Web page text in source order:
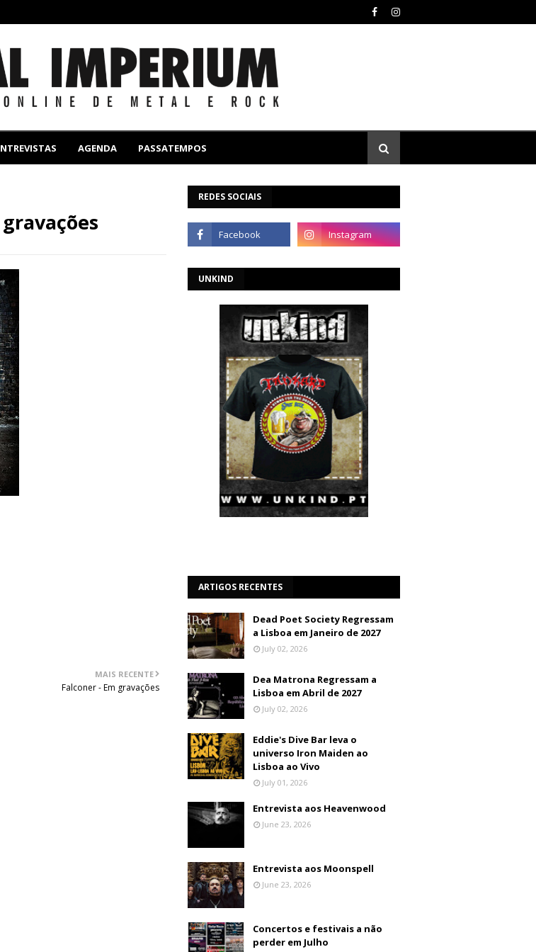
AGENDA PASSATEMPOS
MAIS RECENTE
Falconer - Em gravações
REDES SOCIAIS
UNKIND
ARTIGOS RECENTES
Dead Poet Society Regressam
a Lisboa em Janeiro de 2027
July 02, 2026
Dea Matrona Regressam a
Lisboa em Abril de 2027
July 02, 2026
Eddie's Dive Bar leva o
universo Iron Maiden ao
Lisboa ao Vivo
July 01, 2026
Entrevista aos Heavenwood
June 23, 2026
Entrevista aos Moonspell
June 23, 2026
Concertos e festivais a não
perder em Julho